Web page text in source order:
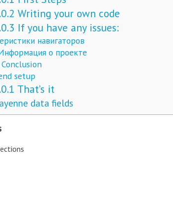
Writing your own code
If you have any issues:
навигаторов
о проекте
setup
That’s it
data fields